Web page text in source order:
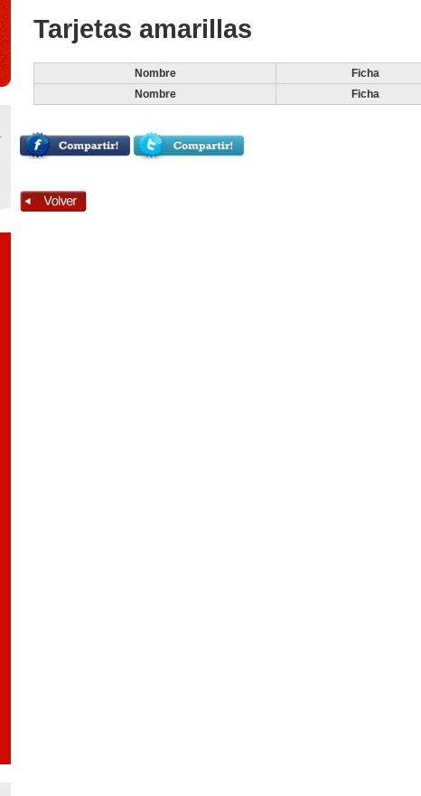
Tarjetas amarillas
Nombre Ficha
Nombre
Ficha